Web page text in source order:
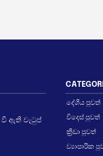
ඇති වැටුප්
දේශීය පුවත්
විදෙස් පුවත්
ක්‍රීඩා පුවත්
ව්‍යාපාරික